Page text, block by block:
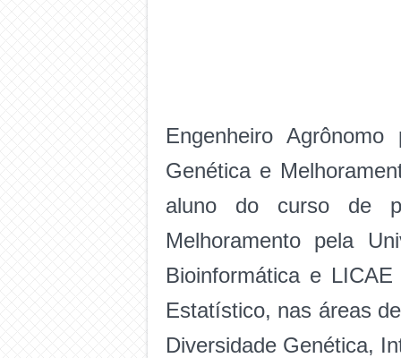
Engenheiro
Genética e
aluno do curso de
Melhoramento pela
Bioinformática e
Estatístico, nas áreas
Diversidade Genética,